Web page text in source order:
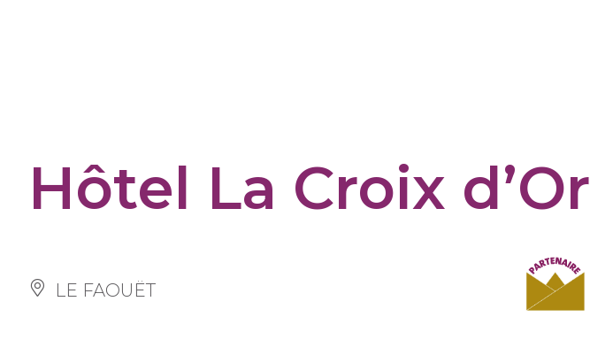
Hôtel La Croix d’Or
LE FAOUËT